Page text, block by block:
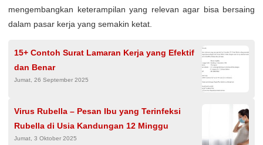
mengembangkan keterampilan yang relevan agar bisa bersaing
dalam pasar kerja yang semakin ketat.
15+ Contoh Surat Lamaran Kerja yang Efektif
dan Benar
Jumat, 26 September 2025
Virus Rubella – Pesan Ibu yang Terinfeksi
Rubella di Usia Kandungan 12 Minggu
Jumat, 3 Oktober 2025